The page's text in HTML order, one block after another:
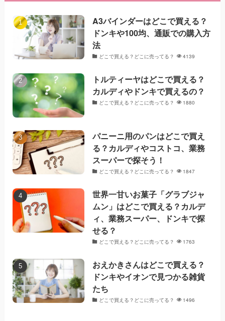
A3バインダーはどこで買える？
ドンキや100均、通販での購入方
法
どこで買える？どこに売ってる？ 4139
トルティーヤはどこで買える？
カルディやドンキで買えるの？
どこで買える？どこに売ってる？ 1880
パニーニ用のパンはどこで買え
る？カルディやコストコ、業務
スーパーで探そう！
どこで買える？どこに売ってる？ 1847
世界一甘いお菓子「グラブジャ
ムン」はどこで買える？カルデ
ィ、業務スーパー、ドンキで探
せる？
どこで買える？どこに売ってる？ 1763
おえかきさんはどこで買える？
ドンキやイオンで見つかる雑貨
たち
どこで買える？どこに売ってる？ 1496